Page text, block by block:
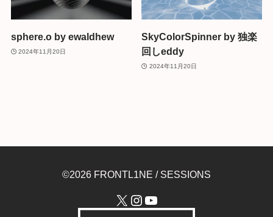
sphere.o by ewaldhew
2024年11月20日
SkyColorSpinner by 独楽
回しeddy
2024年11月20日
©2026 FRONTL1NE / SESSIONS
X Instagram
YouTube